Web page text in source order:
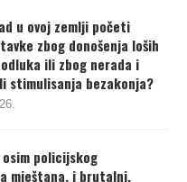
u ovoj zemlji početi
zbog donošenja loših
ili zbog nerada i
stimulisanja bezakonja?
osim policijskog
mještana, i brutalni,